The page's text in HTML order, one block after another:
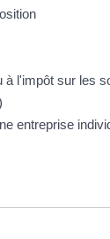
à l'impôt sur les
entreprise